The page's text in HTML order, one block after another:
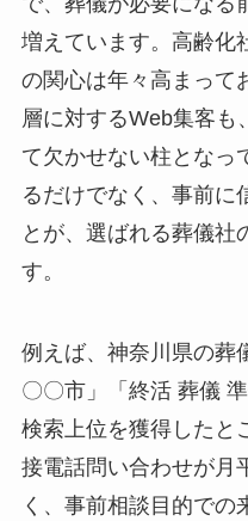
増えています。高齢化
の関心は年々高まって
層に対するWeb集客も
て欠かせない柱となっ
るだけでなく、事前に
とが、選ばれる葬儀社
す。
例えば、神奈川県の葬
〇〇市」「終活 葬儀
検索上位を獲得したと
接電話問い合わせが月
く、事前相談目的での